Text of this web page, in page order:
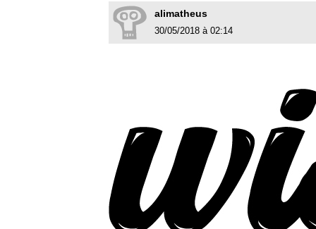
alimatheus
30/05/2018 à 02:14